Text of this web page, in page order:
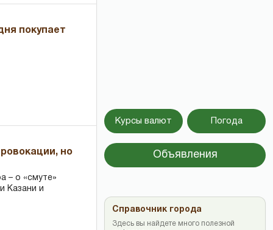
покупает
но
– о «смуте»
Казани и
Курсы валют Погода
Объявления
Справочник города
Здесь вы найдете много полезной